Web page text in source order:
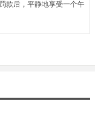
款后，平静地享受一个午